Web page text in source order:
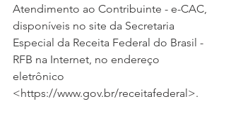
Atendimento ao Contribuinte - e-CAC,
disponíveis no site da Secretaria
Especial da Receita Federal do Brasil -
RFB na Internet, no endereço
eletrônico
<https://www.gov.br/receitafederal>.